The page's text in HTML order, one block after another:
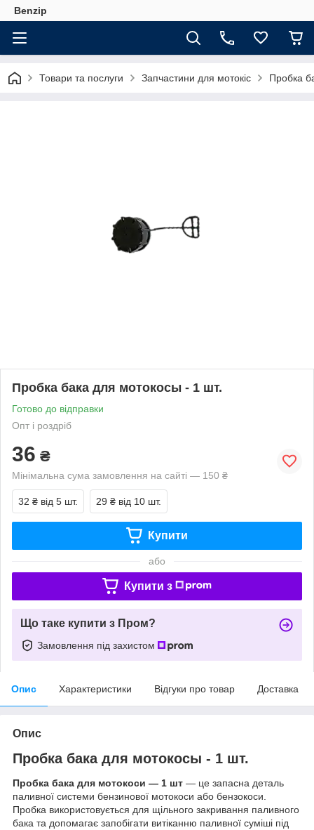
Benzip
Товари та послуги Запчастини для мотокіс Пробка
Пробка бака для мотокосы - 1 шт.
Готово до відправки
Опт і роздріб
36 ₴
Мінімальна сума замовлення на сайті — 150 ₴
32 ₴ від 5 шт. 29 ₴ від 10 шт.
Купити
або
Купити з
Що таке купити з Пром?
Замовлення під захистом
Опис Характеристики Відгуки про товар Доставка
Опис
Пробка бака для мотокосы - 1 шт.
Пробка бака для мотокоси — 1 шт — це запасна деталь
паливної системи бензинової мотокоси або бензокоси.
Пробка використовується для щільного закривання паливного
бака та допомагає запобігати витіканню паливної суміші під